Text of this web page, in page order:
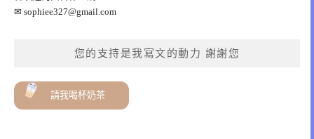
✉ sophiee327@gmail.com
您的支持是我寫文的動力 謝謝您
請我喝杯奶茶